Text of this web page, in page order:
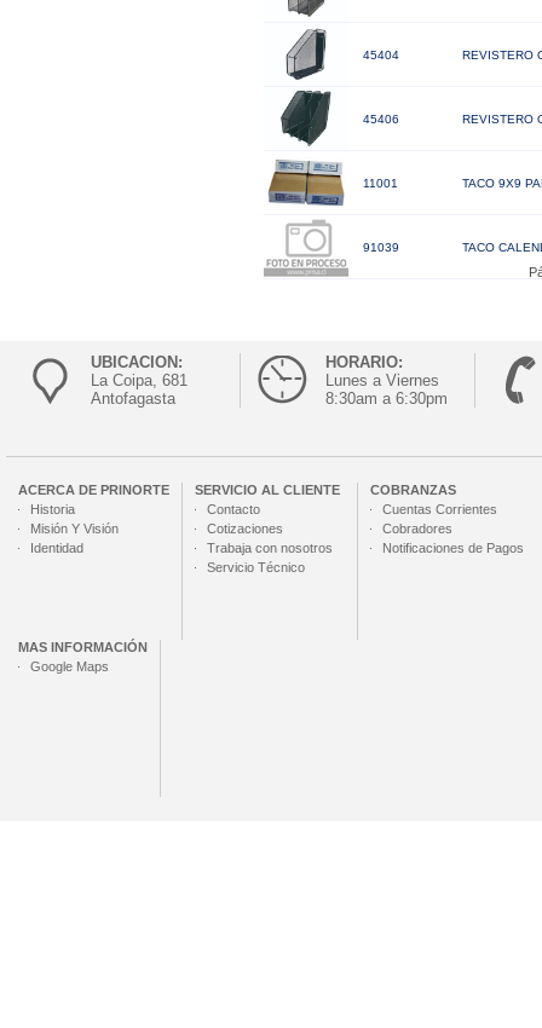
45404 REVISTERO
45406 REVISTERO
11001 TACO 9X9
91039 TACO
UBICACION:
La Coipa, 681
Antofagasta
HORARIO:
Lunes a Viernes
8:30am a 6:30pm
ACERCA DE PRINORTE
Historia
Misión Y Visión
Identidad
SERVICIO AL CLIENTE
Contacto
Cotizaciones
Trabaja con nosotros
Servicio Técnico
COBRANZAS
Cuentas Corrientes
Cobradores
Notificaciones de Pagos
MAS INFORMACIÓN
Google Maps